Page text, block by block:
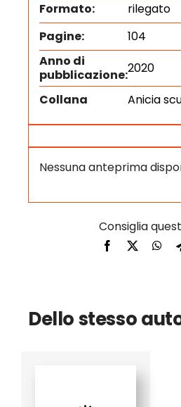
Formato:
rilegato
Pagine:
104
Anno di
pubblicazione:2020
Collana
Anicia
Nessuna anteprima
Dello stesso